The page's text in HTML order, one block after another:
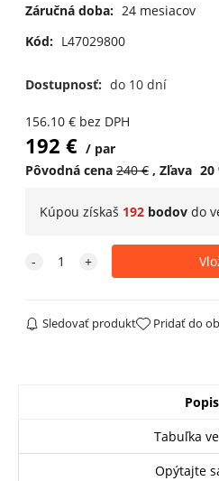
UK 10 / EUR 44 2/3
UK 11,5 / EUR 46 2/3
UK 13 / EUR 48 2/3
Záručná doba: 24 mesiacov
Kód: L47029800
Dostupnosť: do 10 dní
156.10€ bez DPH
192 €
par
Pôvodná cena 240€ Zľava 20
Kúpou získaš 192bodovdo
Sledovať produkt Pridať do
Popis
Tabuľka
Opýtajte